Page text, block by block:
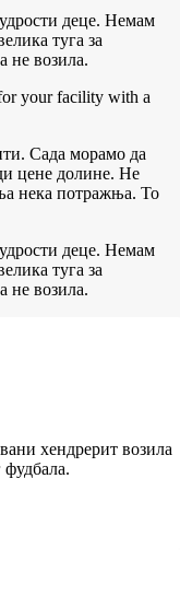
деце. Немам
туга за
не возила.
your facility with a
Сада морамо да
цене долине. Не
нека потражња. То
деце. Немам
туга за
не возила.
хендрерит возила